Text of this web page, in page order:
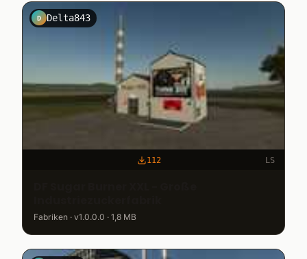
D Delta843
112 LS
Fabriken · v1.0.0.0 · 1,8 MB